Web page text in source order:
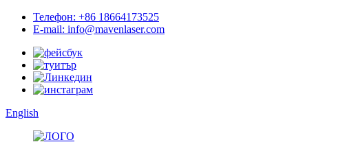
Телефон: +86 18664173525
E-mail: info@mavenlaser.com
English